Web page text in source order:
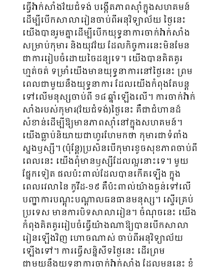
ធ្វើវ៉ាក់សាំងវ័យជំទង់ បង្កើតភាពស៊ាំក្នុងសហគមន៍
ដើម្បីបើកសាលារៀនចាប់ពីអនុវិទ្យាល័យ ថ្ងៃនេះ
យើងបានរួមគ្នាដើម្បីបើកយុទ្ធនាការចាក់វ៉ាក់សាំង
សម្រាប់កុមារ និងយុវវ័យ ដែលកិច្ចការនេះមិនមែន
ជាការរៀបចំដោយចៃដន្យទេ។ យើងបានគិតគូរ
ហ្មត់ចត់ ទម្រាំយើងមានយុទ្ធនាការនៅថ្ងៃនេះ ព្រម
ពេលជាមួយនឹងយុទ្ធនាការ ដែលយើងកំពុងតែបន្ត
ទៅលើមនុស្សចាប់ពី ១៨ ឆ្នាំឡើងលើ។ ការចាក់វ៉ាក់
សាំងរបស់កុមារ(វ័យជំទង់)ថ្ងៃនេះ គឺជាជំ​ហានដ៏
សំខាន់ដើម្បីឱ្យមានភាពស៊ាំនៅក្នុងសហគមន៍។
យើងធ្លាប់និយាយជាហូរហែមកថា កុមារជាទំពាំង
ស្នងឫស្សី។ (ប៉ុន្តែ)ប្រសិនបើកុមារខូចសុខភាពចាប់ពី
ពេលនេះ យើងពុំមានឫស្សីដែលល្អនោះទេ។ មួយ
ផ្នែកទៀត ផលប៉ះពាល់ដែលបានកើតឡើង ក្នុង
ពេលវេលានៃ កូវីដ-១៩ គឺប៉ះពាល់យ៉ាងធ្ងន់ទៅលើ
បញ្ហា​ការបណ្ដុះបណ្ដាល​ធនធានមនុស្ស។ ស្ទើរគ្រប់
ប្រទេស មានការបិទសាលារៀន។ ចំណុចនេះ យើង
កំពុងគិតគូររៀបចំធ្វើយ៉ាងណាឱ្យបានបើកសាលា
រៀនឡើងវិញ ហោចណាស់ ចាប់ពីអនុវិទ្យាល័យ
ឡើងទៅ។ ការធ្វើសន្និសីទថ្ងៃនេះ ដើរព្រម
ជាមួយនឹងយុទ្ធនាការចាក់វ៉ាក់សាំង ដែលមុននេះ ខ្ញុំ